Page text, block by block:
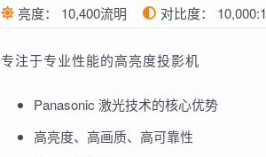
亮度： 10,400流明 对比度： 10,000:1
专注于专业性能的高亮度投影机
Panasonic 激光技术的核心优势
高亮度、高画质、高可靠性